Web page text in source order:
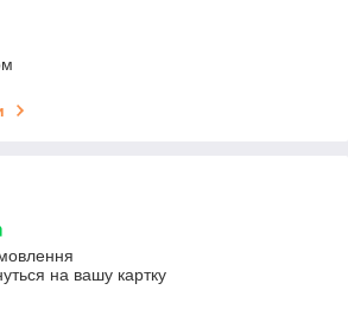
на вашу картку